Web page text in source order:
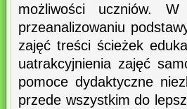
możliwości uczniów.
przeanalizowaniu
zajęć treści ścieżek
uatrakcyjnienia zajęć
pomoce dydaktyczne
przede wszystkim do